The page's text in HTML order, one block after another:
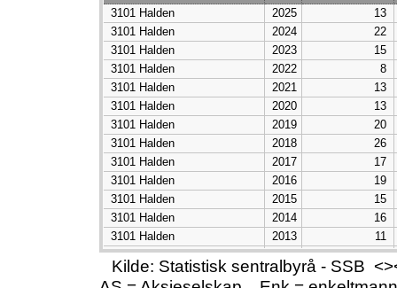
3101 Halden
2025
13
3101 Halden
2024
22
3101 Halden
2023
15
3101 Halden
2022
8
3101 Halden
2021
13
3101 Halden
2020
13
3101 Halden
2019
20
3101 Halden
2018
26
3101 Halden
2017
17
3101 Halden
2016
19
3101 Halden
2015
15
3101 Halden
2014
16
3101 Halden
2013
11
3101 Halden
2012
15
3101 Halden
2011
9
Kilde: Statistisk sentralbyrå - SSB